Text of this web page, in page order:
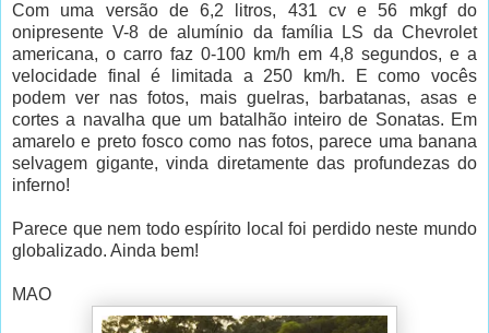
Com uma versão de 6,2 litros, 431 cv e 56 mkgf do
onipresente V-8 de alumínio da família LS da Chevrolet
americana, o carro faz 0-100 km/h em 4,8 segundos, e a
velocidade final é limitada a 250 km/h. E como vocês
podem ver nas fotos, mais guelras, barbatanas, asas e
cortes a navalha que um batalhão inteiro de Sonatas. Em
amarelo e preto fosco como nas fotos, parece uma banana
selvagem gigante, vinda diretamente das profundezas do
inferno!
Parece que nem todo espírito local foi perdido neste mundo
globalizado. Ainda bem!
MAO